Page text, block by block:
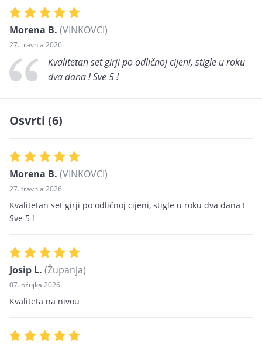
Morena B. (VINKOVCI)
27. travnja 2026.
Kvalitetan set girji po odličnoj cijeni, stigle u roku
dva dana ! Sve 5 !
Osvrti (6)
Morena B. (VINKOVCI)
27. travnja 2026.
Kvalitetan set girji po odličnoj cijeni, stigle u roku dva dana !
Sve 5 !
Josip L. (Županja)
07. ožujka 2026.
Kvaliteta na nivou